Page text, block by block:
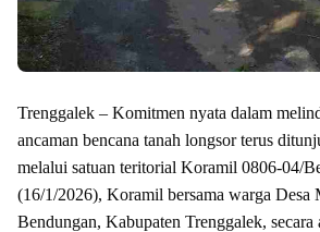
Trenggalek – Komitmen nyata dalam
ancaman bencana tanah longsor terus
melalui satuan teritorial Koramil 0806-04/
(16/1/2026), Koramil bersama warga Desa
Bendungan, Kabupaten Trenggalek, secara